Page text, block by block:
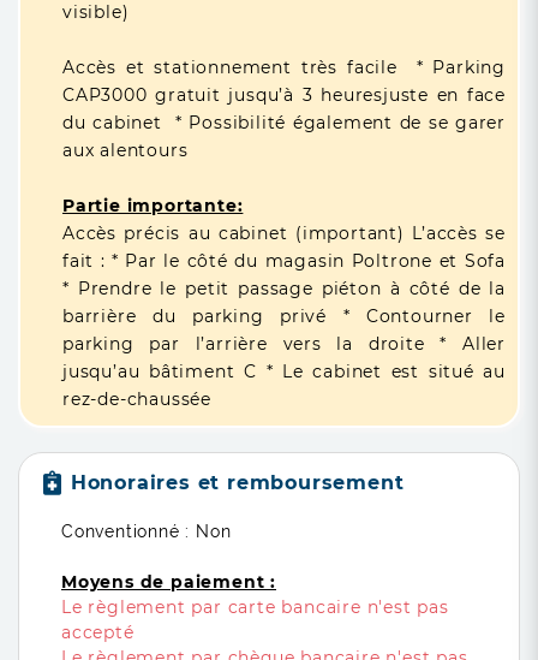
visible)
Accès et stationnement très facile * Parking
CAP3000 gratuit jusqu’à 3 heuresjuste en face
du cabinet * Possibilité également de se garer
aux alentours
Partie importante:
Accès précis au cabinet (important) L’accès se
fait : * Par le côté du magasin Poltrone et Sofa
* Prendre le petit passage piéton à côté de la
barrière du parking privé * Contourner le
parking par l’arrière vers la droite * Aller
jusqu’au bâtiment C * Le cabinet est situé au
rez-de-chaussée
Honoraires et remboursement
Conventionné : Non
Moyens de paiement :
Le règlement par carte bancaire n'est pas
accepté